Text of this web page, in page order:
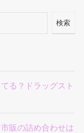
検索
る？ドラッグスト
販の詰め合わせは